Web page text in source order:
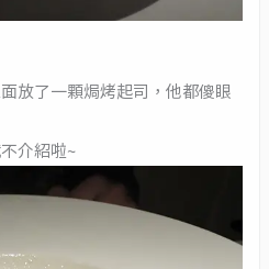
放了一顆焗烤起司，他都傻眼
介紹啦~